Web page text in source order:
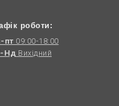
роботи:
пт 09:00-18:00
Нд Вихідний